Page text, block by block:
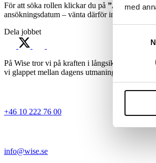
med
För att söka rollen klickar du på ”Ansök nu”
ansökningsdatum – vänta därför inte med din
Dela jobbet
På Wise tror vi på kraften i långsiktiga
vi glappet mellan dagens utmaningar och
+46 10 222 76 00
info@wise.se